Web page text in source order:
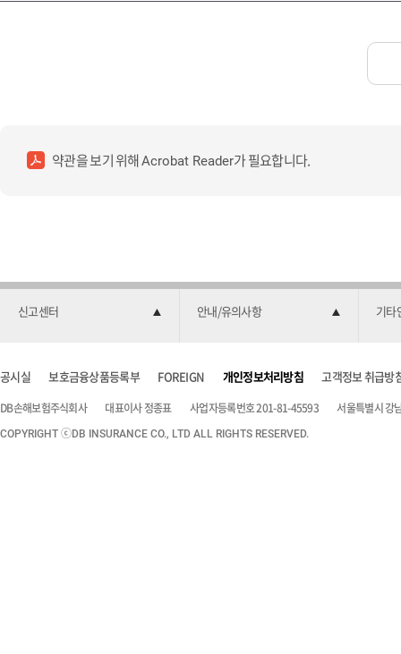
약관을 보기 위해Acrobat Reader가 필요합니다.
신고센터 안내/유의사항 기타
공시실 보호금융상품등록부 FOREIGN 개인정보처리방침 고객정보 취급방
DB손해보험주식회사 대표이사 정종표 사업자등록번호 201-81-45593 서울특별시 강
COPYRIGHT ⓒDB INSURANCE CO., LTD ALL RIGHTS RESERVED.